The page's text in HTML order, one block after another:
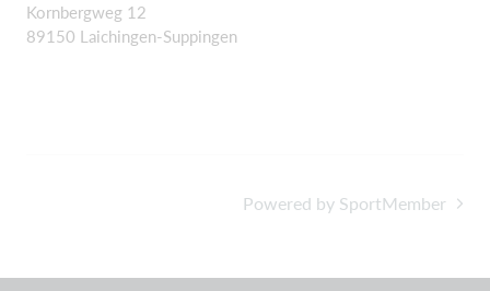
Kornbergweg 12
89150 Laichingen-Suppingen
Powered by SportMember